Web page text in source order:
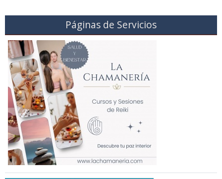
Páginas de Servicios